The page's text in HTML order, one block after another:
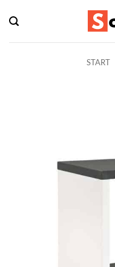
Inhalt
springen
START